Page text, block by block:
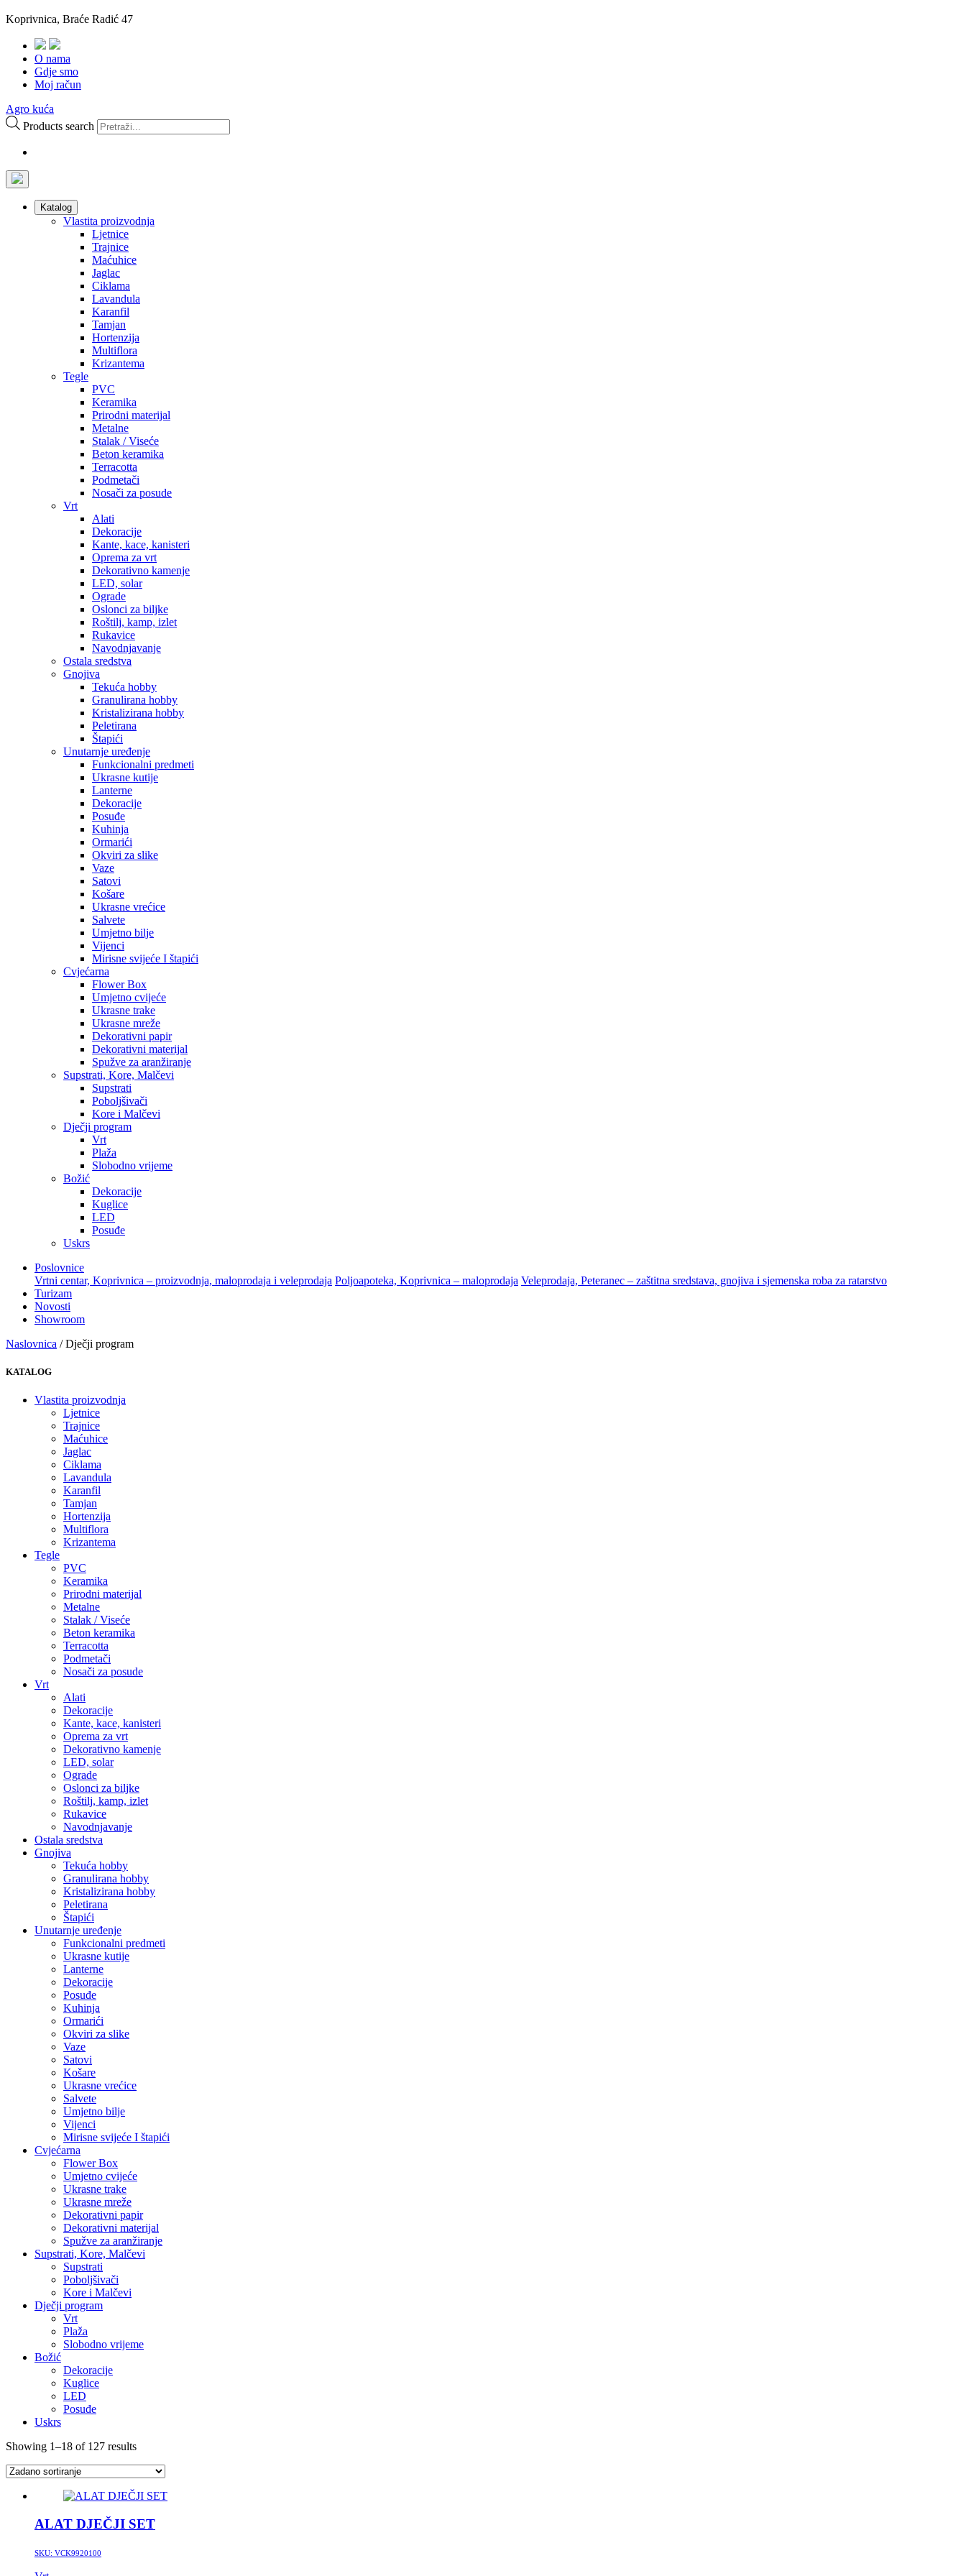
Koprivnica, Braće Radić 47
O nama
Gdje smo
Moj račun
Agro kuća
Products search
Katalog
Vlastita proizvodnja
Ljetnice
Trajnice
Maćuhice
Jaglac
Ciklama
Lavandula
Karanfil
Tamjan
Hortenzija
Multiflora
Krizantema
Tegle
PVC
Keramika
Prirodni materijal
Metalne
Stalak / Viseće
Beton keramika
Terracotta
Podmetači
Nosači za posude
Vrt
Alati
Dekoracije
Kante, kace, kanisteri
Oprema za vrt
Dekorativno kamenje
LED, solar
Ograde
Oslonci za biljke
Roštilj, kamp, izlet
Rukavice
Navodnjavanje
Ostala sredstva
Gnojiva
Tekuća hobby
Granulirana hobby
Kristalizirana hobby
Peletirana
Štapići
Unutarnje uređenje
Funkcionalni predmeti
Ukrasne kutije
Lanterne
Dekoracije
Posuđe
Kuhinja
Ormarići
Okviri za slike
Vaze
Satovi
Košare
Ukrasne vrećice
Salvete
Umjetno bilje
Vijenci
Mirisne svijeće I štapići
Cvjećarna
Flower Box
Umjetno cvijeće
Ukrasne trake
Ukrasne mreže
Dekorativni papir
Dekorativni materijal
Spužve za aranžiranje
Supstrati, Kore, Malčevi
Supstrati
Poboljšivači
Kore i Malčevi
Dječji program
Vrt
Plaža
Slobodno vrijeme
Božić
Dekoracije
Kuglice
LED
Posuđe
Uskrs
Poslovnice
Vrtni centar, Koprivnica – proizvodnja, maloprodaja i veleprodaja Poljoapoteka, Koprivnica – maloprodaja Veleprodaja, Peteranec – zaštitna sredstava, gnojiva i sjemenska roba za ratarstvo
Turizam
Novosti
Showroom
Naslovnica / Dječji program
KATALOG
Vlastita proizvodnja
Ljetnice
Trajnice
Maćuhice
Jaglac
Ciklama
Lavandula
Karanfil
Tamjan
Hortenzija
Multiflora
Krizantema
Tegle
PVC
Keramika
Prirodni materijal
Metalne
Stalak / Viseće
Beton keramika
Terracotta
Podmetači
Nosači za posude
Vrt
Alati
Dekoracije
Kante, kace, kanisteri
Oprema za vrt
Dekorativno kamenje
LED, solar
Ograde
Oslonci za biljke
Roštilj, kamp, izlet
Rukavice
Navodnjavanje
Ostala sredstva
Gnojiva
Tekuća hobby
Granulirana hobby
Kristalizirana hobby
Peletirana
Štapići
Unutarnje uređenje
Funkcionalni predmeti
Ukrasne kutije
Lanterne
Dekoracije
Posuđe
Kuhinja
Ormarići
Okviri za slike
Vaze
Satovi
Košare
Ukrasne vrećice
Salvete
Umjetno bilje
Vijenci
Mirisne svijeće I štapići
Cvjećarna
Flower Box
Umjetno cvijeće
Ukrasne trake
Ukrasne mreže
Dekorativni papir
Dekorativni materijal
Spužve za aranžiranje
Supstrati, Kore, Malčevi
Supstrati
Poboljšivači
Kore i Malčevi
Dječji program
Vrt
Plaža
Slobodno vrijeme
Božić
Dekoracije
Kuglice
LED
Posuđe
Uskrs
Showing 1–18 of 127 results
ALAT DJEČJI SET
SKU: VCK9920100